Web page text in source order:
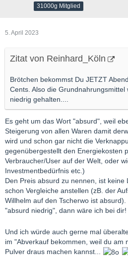
31000g Mitglied
5. April 2023
Zitat von Reinhard_Köln
Brötchen bekommst Du JETZT
Cents. Also die Grundnahrungsmittel
niedrig gehalten....
Es geht um das Wort "absurd", weil
Steigerung von allen Waren damit
wird und schon gar nicht die
gegenübergestellt den Energiekosten
Verbraucher/User auf der Welt, oder
Investmentbedürfnis etc.)
Den Preis absurd zu nennen, ist keine
schon Vergleiche anstellen (zB. der
Willhelm auf den Tscherwo ist
"absurd niedrig", dann wäre ich bei dir!
Und ich würde auch gerne mal
im "Abverkauf bekommen, weil du am
Pulver draus machen kannst...